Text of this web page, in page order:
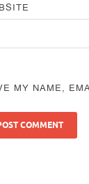
MY NAME,